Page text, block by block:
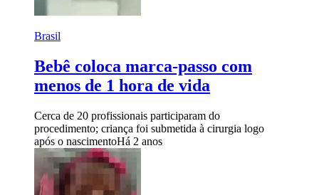
Brasil
Bebê coloca marca-passo com
menos de 1 hora de vida
Cerca de 20 profissionais participaram do
procedimento; criança foi submetida à cirurgia logo
após o nascimentoHá 2 anos